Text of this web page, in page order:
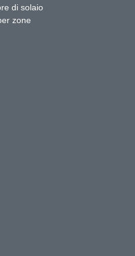
di solaio
zone